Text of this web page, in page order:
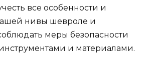
все особенности и
нивы шевроле и
меры безопасности
и материалами.